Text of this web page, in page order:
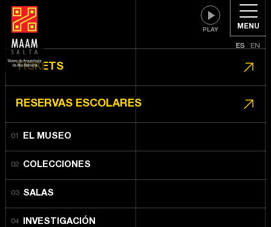
MENU
ES EN
TICKETS
RESERVAS ESCOLARES
EL MUSEO
COLECCIONES
SALAS
INVESTIGACIÓN